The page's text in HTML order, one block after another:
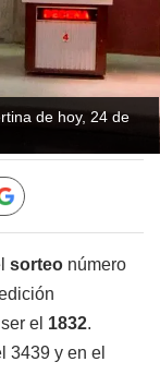
de hoy, 24 de
sorteo número
el 1832.
3439 y en el